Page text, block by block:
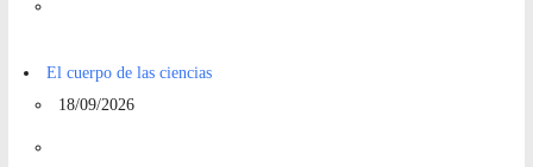
El cuerpo de las ciencias
18/09/2026